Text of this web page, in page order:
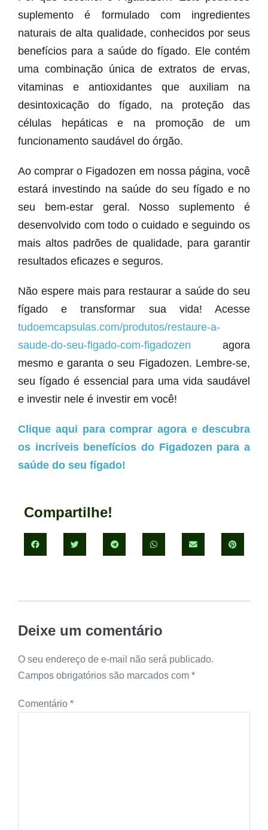
suplemento é formulado com ingredientes
naturais de alta qualidade, conhecidos por seus
benefícios para a saúde do fígado. Ele contém
uma combinação única de extratos de ervas,
vitaminas e antioxidantes que auxiliam na
desintoxicação do fígado, na proteção das
células hepáticas e na promoção de um
funcionamento saudável do órgão.
Ao comprar o Figadozen em nossa página, você
estará investindo na saúde do seu fígado e no
seu bem-estar geral. Nosso suplemento é
desenvolvido com todo o cuidado e seguindo os
mais altos padrões de qualidade, para garantir
resultados eficazes e seguros.
Não espere mais para restaurar a saúde do seu
fígado e transformar sua vida! Acesse
tudoemcapsulas.com/produtos/restaure-a-
saude-do-seu-figado-com-figadozen agora
mesmo e garanta o seu Figadozen. Lembre-se,
seu fígado é essencial para uma vida saudável
e investir nele é investir em você!
Clique aqui para comprar agora e descubra
os incríveis benefícios do Figadozen para a
saúde do seu fígado!
Compartilhe!
Deixe um comentário
O seu endereço de e-mail não será publicado.
Campos obrigatórios são marcados com *
Comentário *